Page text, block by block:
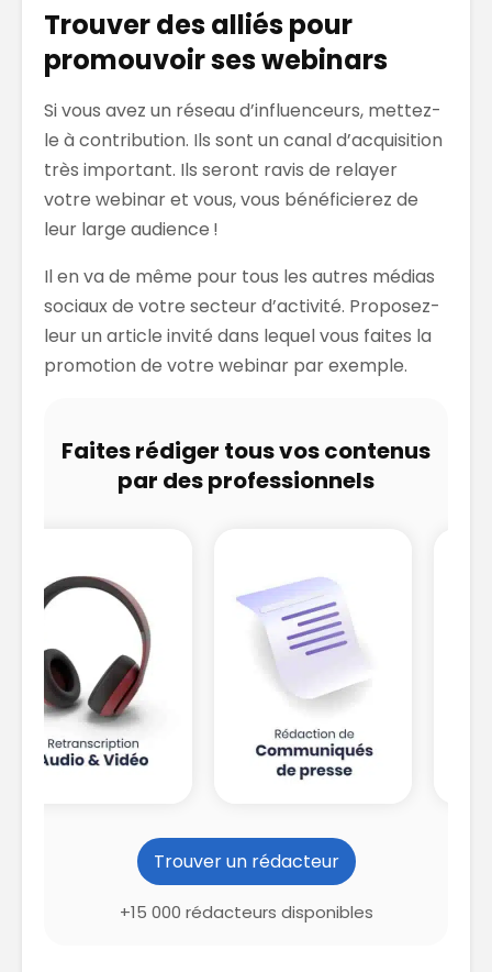
Trouver des alliés pour
promouvoir ses webinars
Si vous avez un réseau d’influenceurs, mettez-
le à contribution. Ils sont un canal d’acquisition
très important. Ils seront ravis de relayer
votre webinar et vous, vous bénéficierez de
leur large audience !
Il en va de même pour tous les autres médias
sociaux de votre secteur d’activité. Proposez-
leur un article invité dans lequel vous faites la
promotion de votre webinar par exemple.
Faites rédiger tous vos contenus
par des professionnels
Trouver un rédacteur
+15 000 rédacteurs disponibles